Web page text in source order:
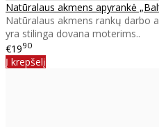
Natūralaus akmens apyrankė
Natūralaus akmens rankų darbo
yra stilinga dovana moterims..
€1990
Į krepšelį